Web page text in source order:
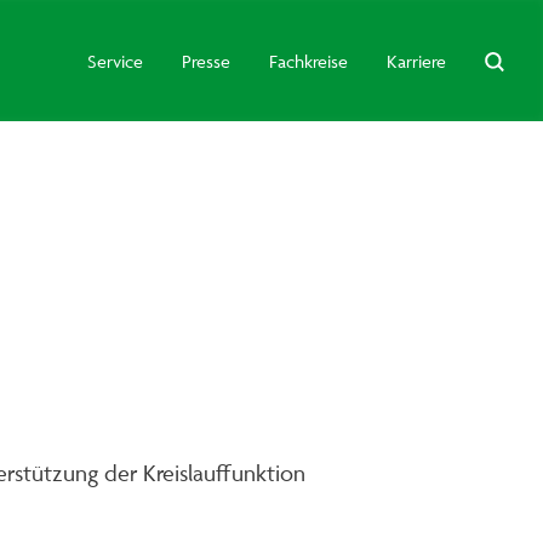
Service Presse Fachkreise Karriere
der Kreislauffunktion